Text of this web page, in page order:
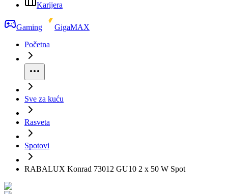
Karijera
Gaming
GigaMAX
Početna
Sve za kuću
Rasveta
Spotovi
RABALUX Konrad 73012 GU10 2 x 50 W Spot